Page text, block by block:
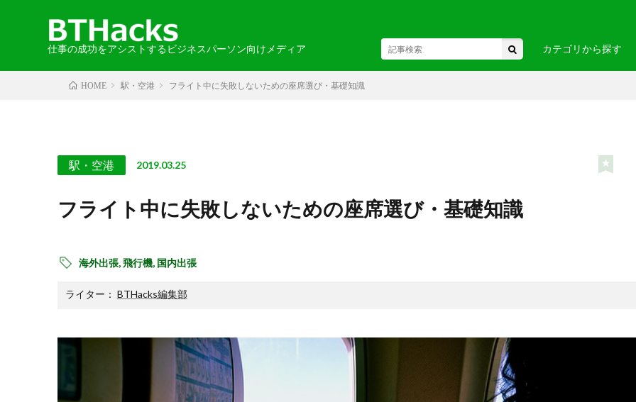
仕事の成功をアシストするビジネスパーソン向けメディア カテゴリから探す
・ヨーロ
HOME 駅・空港 フライト中に失敗しないための座席選び・基礎知識
駅・空港 2019.03.25
フライト中に失敗しないための座席選び・基礎知識
海外出張,飛行機, 国内出張
ライター： BTHacks編集部